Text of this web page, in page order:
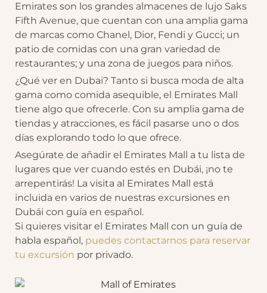
Emirates son los grandes almacenes de lujo Saks
Fifth Avenue, que cuentan con una amplia gama
de marcas como Chanel, Dior, Fendi y Gucci; un
patio de comidas con una gran variedad de
restaurantes; y una zona de juegos para niños.
¿Qué ver en Dubai? Tanto si busca moda de alta
gama como comida asequible, el Emirates Mall
tiene algo que ofrecerle. Con su amplia gama de
tiendas y atracciones, es fácil pasarse uno o dos
días explorando todo lo que ofrece.
Asegúrate de añadir el Emirates Mall a tu lista de
lugares que ver cuando estés en Dubái, ¡no te
arrepentirás! La visita al Emirates Mall está
incluida en varios de nuestras excursiones en
Dubái con guía en español.
Si quieres visitar el Emirates Mall con un guía de
habla español, puedes contactarnos para reservar
tu excursión por privado.